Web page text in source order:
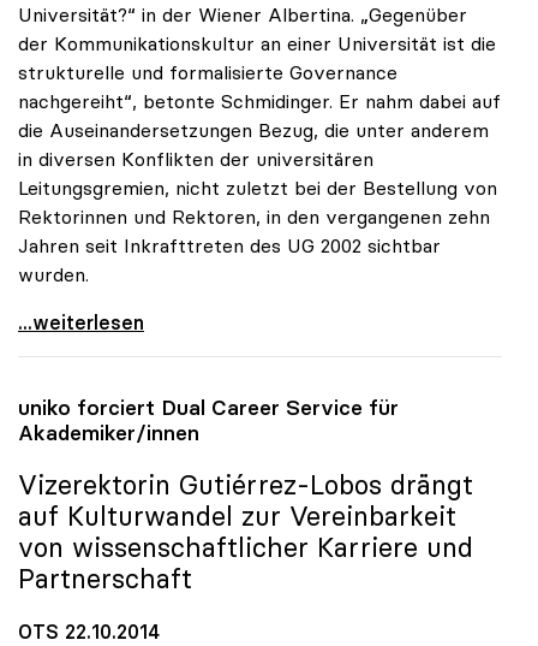
Universität?“ in der Wiener Albertina. „Gegenüber
der Kommunikationskultur an einer Universität ist die
strukturelle und formalisierte Governance
nachgereiht“, betonte Schmidinger. Er nahm dabei auf
die Auseinandersetzungen Bezug, die unter anderem
in diversen Konflikten der universitären
Leitungsgremien, nicht zuletzt bei der Bestellung von
Rektorinnen und Rektoren, in den vergangenen zehn
Jahren seit Inkrafttreten des UG 2002 sichtbar
wurden.
Schmidinger: Defizite in Kommunikation von
...weiterlesen
uniko forciert Dual Career Service für
Akademiker/innen
Vizerektorin Gutiérrez-Lobos drängt
auf Kulturwandel zur Vereinbarkeit
von wissenschaftlicher Karriere und
Partnerschaft
OTS 22.10.2014